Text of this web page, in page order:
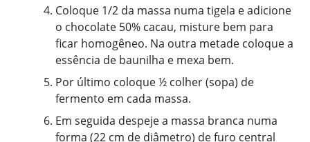
Coloque 1/2 da massa numa tigela e adicione
o chocolate 50% cacau, misture bem para
ficar homogêneo. Na outra metade coloque a
essência de baunilha e mexa bem.
Por último coloque ½ colher (sopa) de
fermento em cada massa.
Em seguida despeje a massa branca numa
forma (22 cm de diâmetro) de furo central